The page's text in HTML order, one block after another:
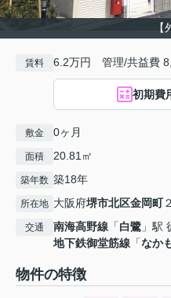
【
賃料 6.2万円 管理/共益費
初期費
敷金 0ヶ月
面積 20.81㎡
築年数 築18年
所在地 大阪府堺市北区金岡町
交通 南海高野線 「白鷺 」駅
地下鉄御堂筋線 「なか
物件の特徴